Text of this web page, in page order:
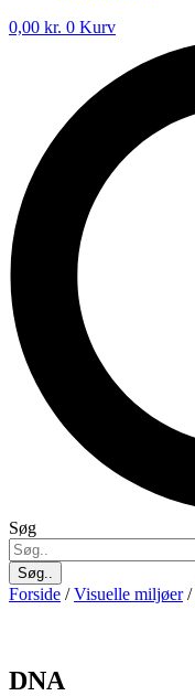
0,00 kr. 0 Kurv
Søg
Søg..
Forside /Visuelle miljøer/
DNA